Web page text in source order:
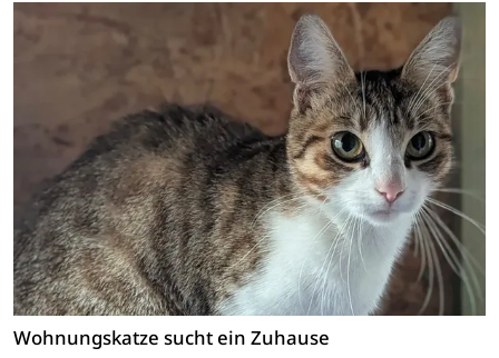
Wohnungskatze sucht ein Zuhause